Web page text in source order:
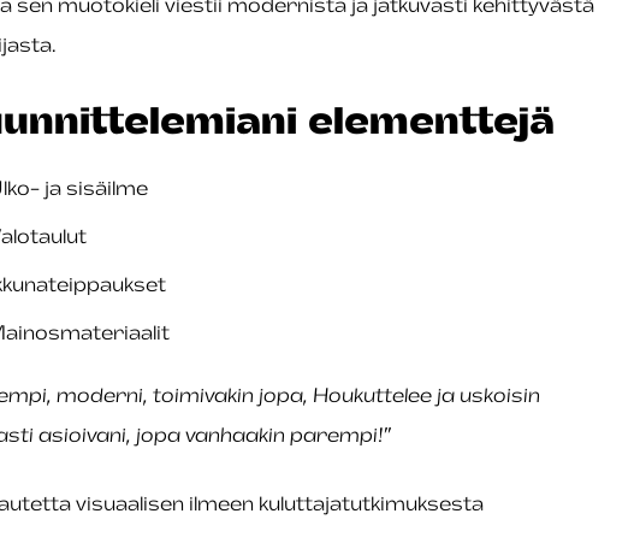
sen muotokieli viestii modernista ja jatkuvasti kehittyvästä
elementtejä
ja sisäilme
moderni, toimivakin jopa, Houkuttelee ja uskoisin
asioivani, jopa vanhaakin parempi!”
visuaalisen ilmeen kuluttajatutkimuksesta